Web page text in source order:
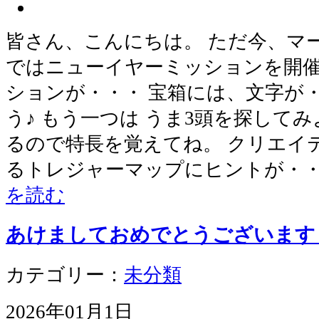
皆さん、こんにちは。 ただ今、マ
ではニューイヤーミッションを開
ションが・・・ 宝箱には、文字が
う♪ もう一つは うま3頭を探して
るので特長を覚えてね。 クリエイ
るトレジャーマップにヒントが・
を読む
あけましておめでとうございま
カテゴリー： 未分類
2026年01月1日